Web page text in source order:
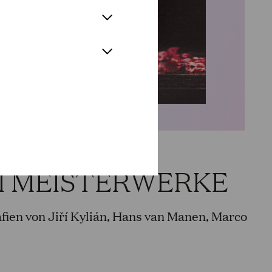
MEISTERWERKE
von Jiří Kylián, Hans van Manen, Marco